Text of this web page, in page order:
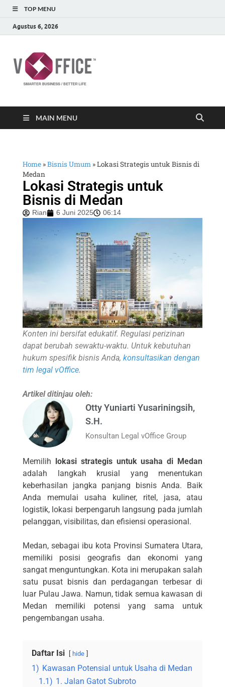
TOP MENU
Agustus 6, 2026
MAIN MENU
Home »Bisnis Umum »Lokasi Strategis untuk Bisnis di
Medan
Lokasi Strategis untuk
Bisnis di Medan
Rian 6 Juni 2025 06:14
Konten ini bersifat edukatif. Regulasi perizinan
dapat berubah sewaktu-waktu. Untuk kebutuhan
hukum spesifik bisnis Anda, konsultasikan dengan
tim legal vOffice.
Artikel ditinjau oleh:
Otty Yuniarti Yusariningsih,
S.H.
Konsultan Legal vOffice Group
Memilih lokasi strategis untuk usaha di Medan
adalah langkah krusial yang menentukan
keberhasilan jangka panjang bisnis Anda. Baik
Anda memulai usaha kuliner, ritel, jasa, atau
logistik, lokasi berpengaruh langsung pada jumlah
pelanggan, visibilitas, dan efisiensi operasional.
Medan, sebagai ibu kota Provinsi Sumatera Utara,
memiliki posisi geografis dan ekonomi yang
sangat menguntungkan. Kota ini merupakan salah
satu pusat bisnis dan perdagangan terbesar di
luar Pulau Jawa. Namun, tidak semua kawasan di
Medan memiliki potensi yang sama untuk
pengembangan usaha.
Daftar Isi hide
1) Kawasan Potensial untuk Usaha di Medan
1.1) 1. Jalan Gatot Subroto